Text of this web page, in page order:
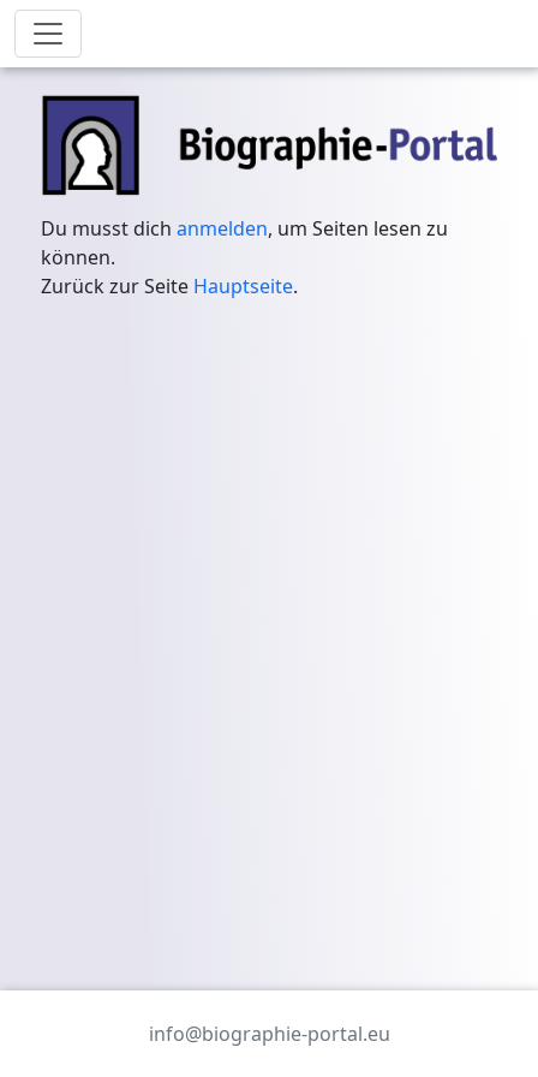
Du musst dichanmelden, um Seiten lesen zu
können.
Zurück zur Seite Hauptseite.
info@biographie-portal.eu